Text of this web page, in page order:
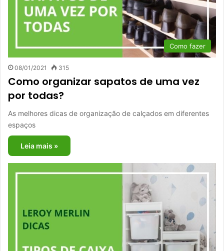
Como fazer
08/01/2021 315
Como organizar sapatos de uma vez
por todas?
As melhores dicas de organização de calçados em diferentes
espaços
Leia mais »